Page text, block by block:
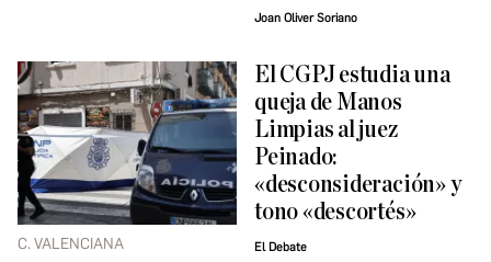
Joan Oliver Soriano
C. VALENCIANA
El CGPJ estudia una
queja de Manos
Limpias al juez
Peinado:
«desconsideración» y
tono «descortés»
El Debate